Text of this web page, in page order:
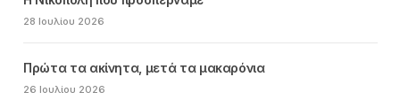
28 Ιουλίου 2026
Πρώτα τα ακίνητα, μετά τα μακαρόνια
26 Ιουλίου 2026